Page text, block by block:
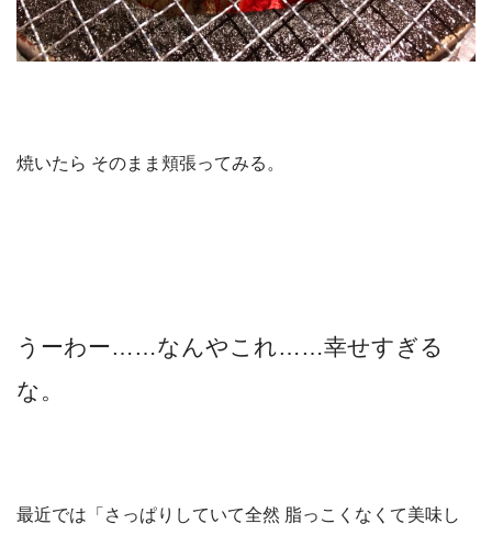
焼いたら そのまま頬張ってみる。
うーわー……なんやこれ……幸せすぎる
な。
最近では「さっぱりしていて全然 脂っこくなくて美味し